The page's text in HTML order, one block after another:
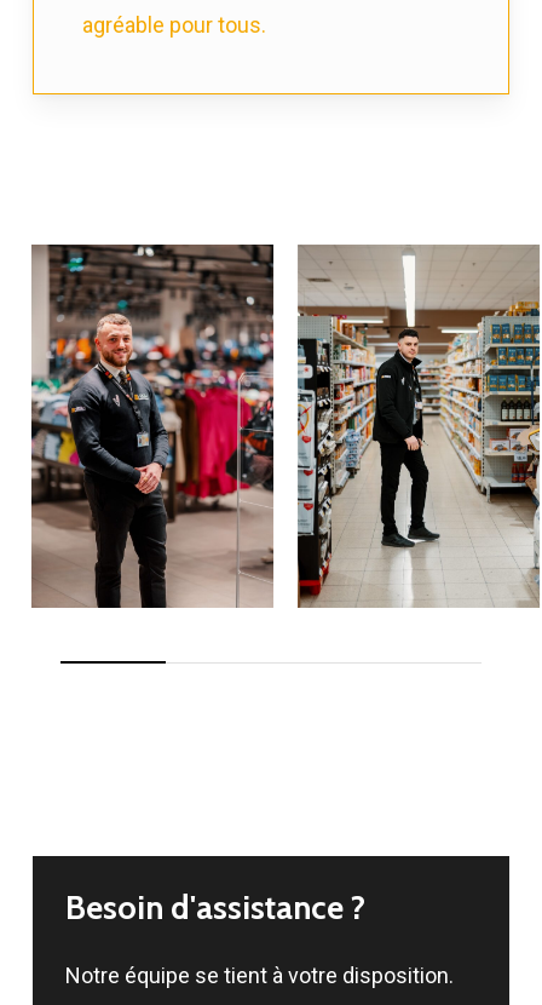
agréable pour tous.
Besoin d'assistance?
Notre équipe se tient à votre disposition.